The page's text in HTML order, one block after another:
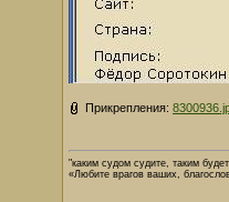
Прикрепления:
"каким судом судите, таким
«Любите врагов ваших,